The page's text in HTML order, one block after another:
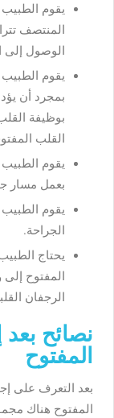
يقوم
الوصول إلى
يقوم
بمجرد أن
بوظيفة
القلب
يقوم
بعمل مسار
يقوم
الجراحة.
يحتاج
المفتوح
الرجفان
نصائح
المفتوح
بعد التعرف على
المفتوح هناك